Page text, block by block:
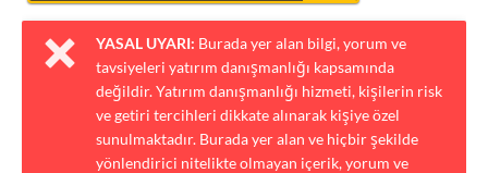
YASAL UYARI: Burada yer alan bilgi, yorum ve
tavsiyeleri yatırım danışmanlığı kapsamında
değildir. Yatırım danışmanlığı hizmeti, kişilerin risk
ve getiri tercihleri dikkate alınarak kişiye özel
sunulmaktadır. Burada yer alan ve hiçbir şekilde
yönlendirici nitelikte olmayan içerik, yorum ve